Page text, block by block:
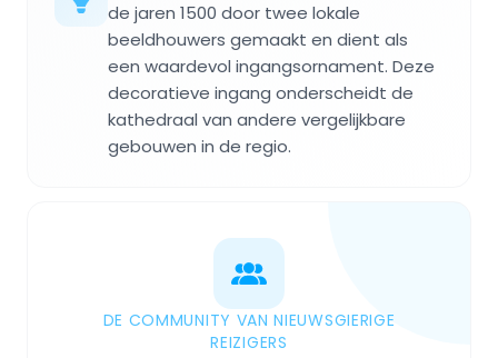
de jaren 1500 door twee lokale
beeldhouwers gemaakt en dient als
een waardevol ingangsornament. Deze
decoratieve ingang onderscheidt de
kathedraal van andere vergelijkbare
gebouwen in de regio.
DE COMMUNITY VAN NIEUWSGIERIGE
REIZIGERS